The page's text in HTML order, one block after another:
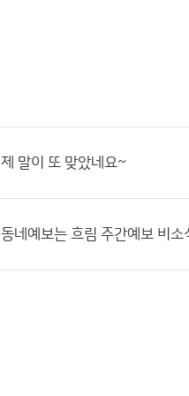
제 말이 또 맞았네요~
동네예보는 흐림 주간예보 비